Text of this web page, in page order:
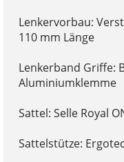
Lenkervorbau:
110 mm Länge
Lenkerband Griffe:
Aluminiumklemme
Sattel: Selle Royal
Sattelstütze: